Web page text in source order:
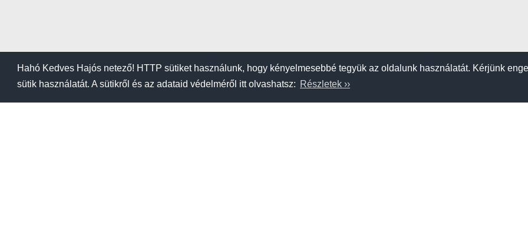
Hahó Kedves Hajós netező! HTTP sütiket használunk, hogy kényelmesebbé tegyük az oldalunk használatát. Kérjünk
sütik használatát. A sütikről és az adataid védelméről itt olvashatsz: Részletek ››